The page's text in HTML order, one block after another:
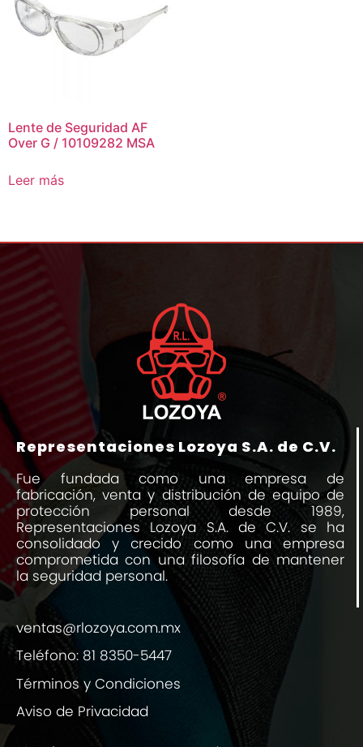
Lente de Seguridad AF
Over G / 10109282 MSA
Leer más
Representaciones Lozoya S.A. de C.V.
Fue fundada como una empresa de
fabricación, venta y distribución de equipo de
protección personal desde 1989,
Representaciones Lozoya S.A. de C.V. se ha
consolidado y crecido como una empresa
comprometida con una filosofía de mantener
la seguridad personal.
ventas@rlozoya.com.mx
Teléfono: 81 8350-5447
Términos y Condiciones
Aviso de Privacidad